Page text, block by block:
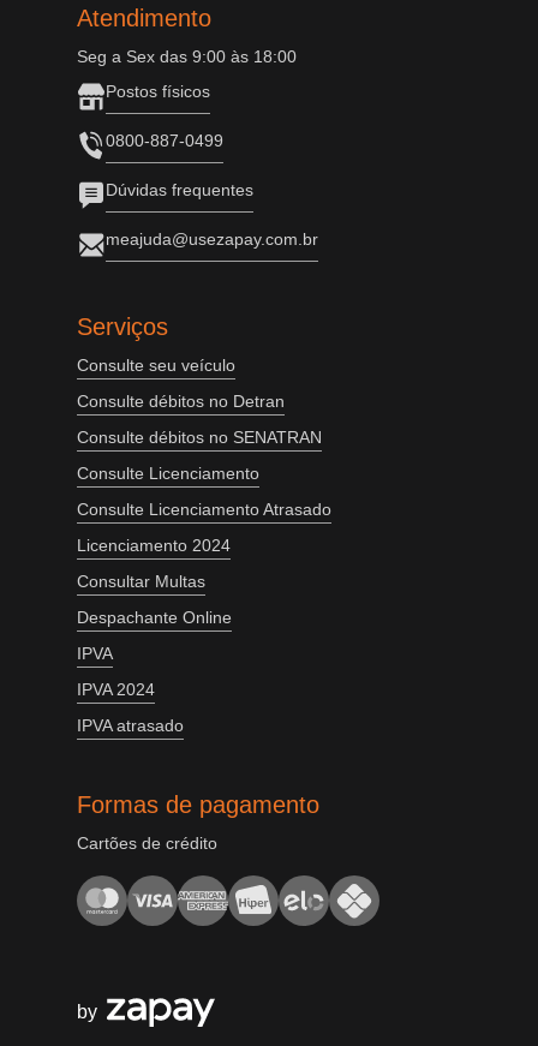
Atendimento
Seg a Sex das 9:00 às 18:00
Postos físicos
0800-887-0499
Dúvidas frequentes
meajuda@usezapay.com.br
Serviços
Consulte seu veículo
Consulte débitos no Detran
Consulte débitos no SENATRAN
Consulte Licenciamento
Consulte Licenciamento Atrasado
Licenciamento 2024
Consultar Multas
Despachante Online
IPVA
IPVA 2024
IPVA atrasado
Formas de pagamento
Cartões de crédito
by